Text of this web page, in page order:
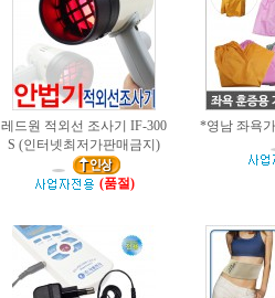
레드원 적외선 조사기 IF-300
S (인터넷최저가판매금지)
(품절)
*영남 좌욕